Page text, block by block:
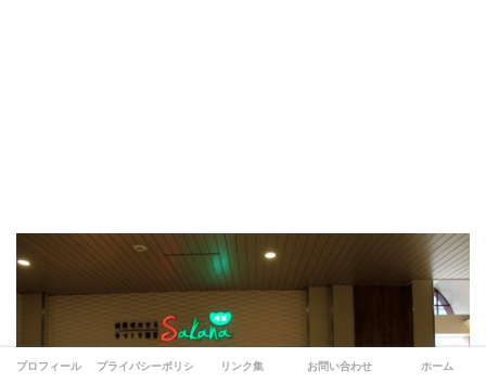
プロフィール プライバシーポリシー リンク集 お問い合わせ ホーム